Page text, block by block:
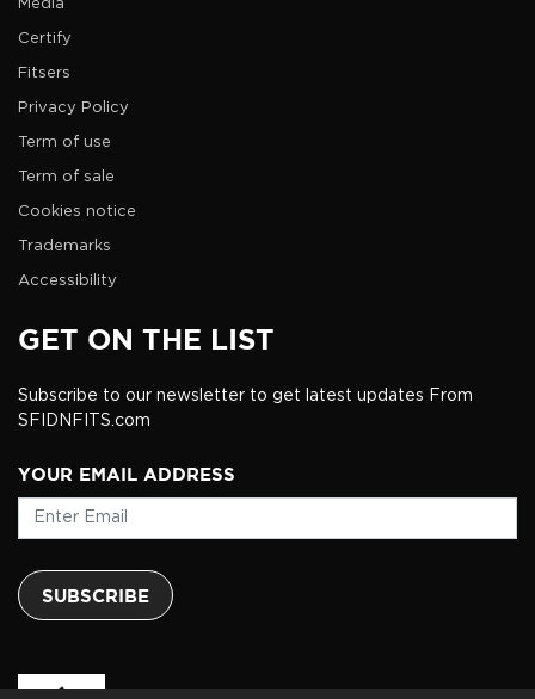
Media
Certify
Fitsers
Privacy Policy
Term of use
Term of sale
Cookies notice
Trademarks
Accessibility
GET ON THE LIST
Subscribe to our newsletter to get latest updates From
SFIDNFITS.com
YOUR EMAIL ADDRESS
SUBSCRIBE